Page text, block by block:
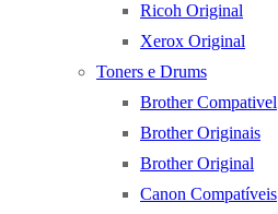
Ricoh Original
Xerox Original
Toners e Drums
Brother Compativel
Brother Originais
Brother Original
Canon Compatíveis